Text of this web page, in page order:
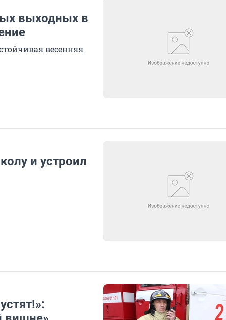
выходных в
весенняя
и устроил